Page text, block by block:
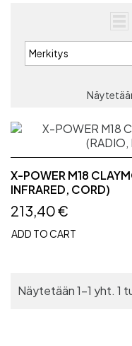
Merkitys
X-POWER M18
INFRARED, CORD)
213,40 €
ADD TO CART
Näytetään 1-1 yht. 1